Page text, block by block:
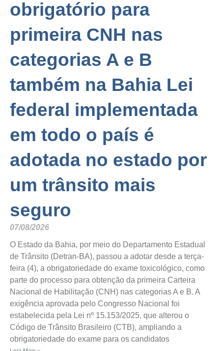
obrigatório para
primeira CNH nas
categorias A e B
também na Bahia Lei
federal implementada
em todo o país é
adotada no estado por
um trânsito mais
seguro
07/08/2026
O Estado da Bahia, por meio do Departamento Estadual
de Trânsito (Detran-BA), passou a adotar desde a terça-
feira (4), a obrigatoriedade do exame toxicológico, como
parte do processo para obtenção da primeira Carteira
Nacional de Habilitação (CNH) nas categorias A e B. A
exigência aprovada pelo Congresso Nacional foi
estabelecida pela Lei nº 15.153/2025, que alterou o
Código de Trânsito Brasileiro (CTB), ampliando a
obrigatoriedade do exame para os candidatos